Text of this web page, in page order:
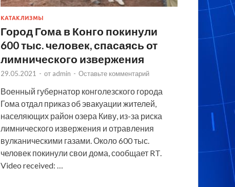
КАТАКЛИЗМЫ
Город Гома в Конго покинули
600 тыс. человек, спасаясь от
лимнического извержения
29.05.2021 - от admin - Оставьте комментарий
Военный губернатор конголезского города
Гома отдал приказ об эвакуации жителей,
населяющих район озера Киву, из-за риска
лимнического извержения и отравления
вулканическими газами. Около 600 тыс.
человек покинули свои дома, сообщает RT.
Video received: …